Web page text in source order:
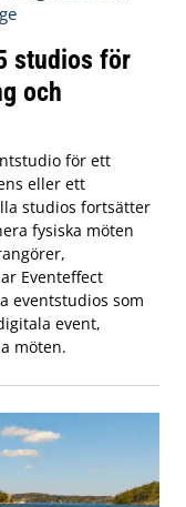
studios för
och
för ett
eller ett
studios fortsätter
fysiska möten
Eventeffect
eventstudios som
event,
möten.